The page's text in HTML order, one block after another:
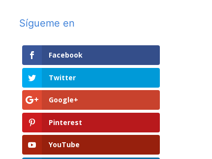
Sígueme en
Facebook
Twitter
Google+
Pinterest
YouTube